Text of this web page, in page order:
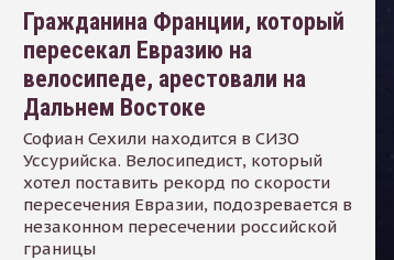
Гражданина Франции, который
пересекал Евразию на
велосипеде, арестовали на
Дальнем Востоке
Софиан Сехили находится в СИЗО
Уссурийска. Велосипедист, который
хотел поставить рекорд по скорости
пересечения Евразии, подозревается в
незаконном пересечении российской
границы